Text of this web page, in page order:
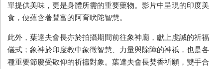
單提供美味，更是身體所需的重要藥物。影片中呈現的印度美
食，便蘊含著豐富的阿育吠陀智慧。
此外，葉達夫會長亦於拍攝期間前往象神廟，獻上虔誠的祈福
儀式；象神於印度教中象徵智慧、力量與除障的神祇，也是各
種重要節慶受敬仰的祈禱對象。葉達夫會長焚香祈願，雙手合